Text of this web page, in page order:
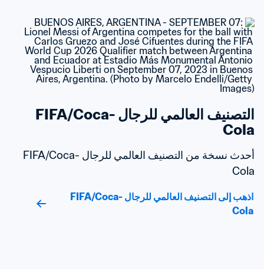
التصنيف العالمي للرجال FIFA/Coca-
Cola
أحدث نسخة من التصنيف العالمي للرجال FIFA/Coca-
Cola
اذهب إلى التصنيف العالمي للرجال FIFA/Coca-
Cola